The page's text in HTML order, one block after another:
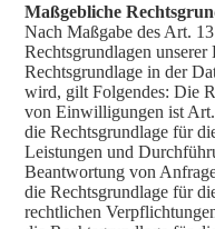
Maßgebliche
Nach Maßgabe des Art.
Rechtsgrundlagen
Rechtsgrundlage in der
wird, gilt Folgendes: Die
von Einwilligungen ist
die Rechtsgrundlage für
Leistungen und
Beantwortung von
die Rechtsgrundlage für
rechtlichen